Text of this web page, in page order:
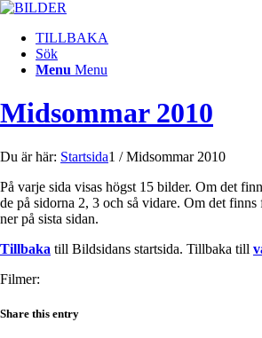
TILLBAKA
Sök
Menu Menu
Midsommar 2010
Du är här: Startsida1 / Midsommar 2010
På varje sida visas högst 15 bilder. Om det
de på sidorna 2, 3 och så vidare. Om det finns
ner på sista sidan.
Tillbaka till Bildsidans startsida. Tillbaka till
Filmer:
Share this entry